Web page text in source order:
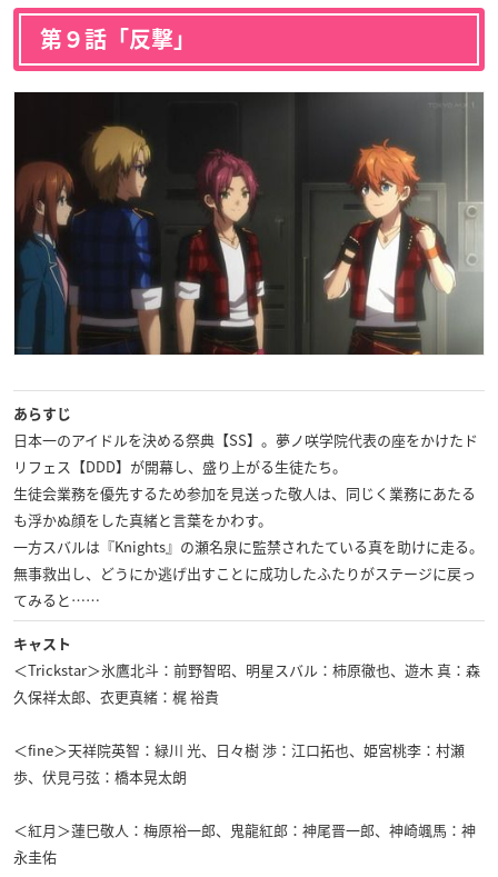
第９話「反撃」
あらすじ
日本一のアイドルを決める祭典【SS】。夢ノ咲学院代表の座をかけたド
リフェス【DDD】が開幕し、盛り上がる生徒たち。
生徒会業務を優先するため参加を見送った敬人は、同じく業務にあたる
も浮かぬ顔をした真緒と言葉をかわす。
一方スバルは『Knights』の瀬名泉に監禁されたている真を助けに走る。
無事救出し、どうにか逃げ出すことに成功したふたりがステージに戻っ
てみると……
キャスト
＜Trickstar＞氷鷹北斗：前野智昭、明星スバル：柿原徹也、遊木 真：森
久保祥太郎、衣更真緒：梶 裕貴
＜fine＞天祥院英智：緑川 光、日々樹 渉：江口拓也、姫宮桃李：村瀬
歩、伏見弓弦：橋本晃太朗
＜紅月＞蓮巳敬人：梅原裕一郎、鬼龍紅郎：神尾晋一郎、神崎颯馬：神
永圭佑